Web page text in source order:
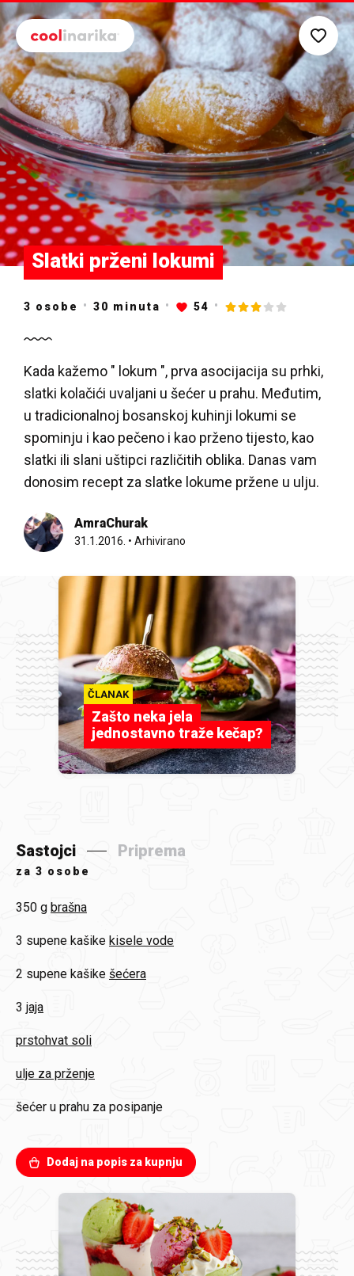
Preskoči na glavni sadržaj
Slatki prženi lokumi
3 osobe 30 minuta 54
Kada kažemo " lokum ", prva asocijacija su prhki,
slatki kolačići uvaljani u šećer u prahu. Međutim,
u tradicionalnoj bosanskoj kuhinji lokumi se
spominju i kao pečeno i kao prženo tijesto, kao
slatki ili slani uštipci različitih oblika. Danas vam
donosim recept za slatke lokume pržene u ulju.
AmraChurak
31.1.2016. • Arhivirano
ČLANAK
Zašto neka jela
jednostavno traže kečap?
Sastojci Priprema
za 3 osobe
350 g brašna
3 supene kašike kisele vode
2 supene kašike šećera
3 jaja
prstohvat soli
ulje za prženje
šećer u prahu za posipanje
Dodaj na popis za kupnju